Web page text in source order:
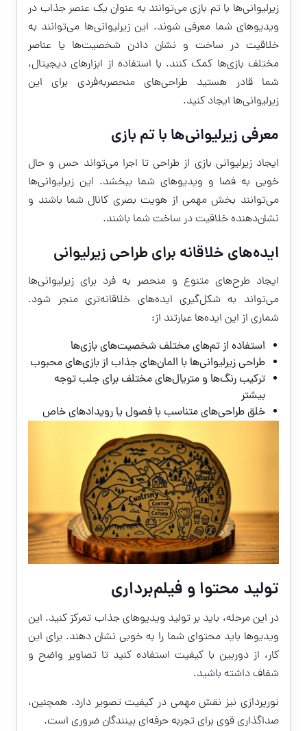
زیرلیوانی‌ها با تم بازی می‌توانند به عنوان یک عنصر جذاب در
ویدیوهای شما معرفی شوند. این زیرلیوانی‌ها می‌توانند به
خلاقیت در ساخت و نشان دادن شخصیت‌ها یا عناصر
مختلف بازی‌ها کمک کنند. با استفاده از ابزارهای دیجیتال،
شما قادر هستید طراحی‌های منحصربه‌فردی برای این
زیرلیوانی‌ها ایجاد کنید.
معرفی زیرلیوانی‌ها با تم بازی
ایجاد زیرلیوانی بازی از طراحی تا اجرا می‌تواند حس و حال
خوبی به فضا و ویدیوهای شما ببخشد. این زیرلیوانی‌ها
می‌توانند بخش مهمی از هویت بصری کانال شما باشند و
نشان‌دهنده خلاقیت در ساخت شما باشند.
ایده‌های خلاقانه برای طراحی زیرلیوانی
ایجاد طرح‌های متنوع و منحصر به فرد برای زیرلیوانی‌ها
می‌تواند به شکل‌گیری ایده‌های خلاقانه‌تری منجر شود.
شماری از این ایده‌ها عبارتند از:
استفاده از تم‌های مختلف شخصیت‌های بازی‌ها
طراحی زیرلیوانی‌ها با المان‌های جذاب از بازی‌های محبوب
ترکیب رنگ‌ها و متریال‌های مختلف برای جلب توجه
بیشتر
خلق طراحی‌های متناسب با فصول یا رویدادهای خاص
تولید محتوا و فیلم‌برداری
در این مرحله، باید بر تولید ویدیوهای جذاب تمرکز کنید. این
ویدیوها باید محتوای شما را به خوبی نشان دهند. برای این
کار، از دوربین با کیفیت استفاده کنید تا تصاویر واضح و
شفاف داشته باشید.
نورپردازی نیز نقش مهمی در کیفیت تصویر دارد. همچنین،
صداگذاری قوی برای تجربه حرفه‌ای بینندگان ضروری است.